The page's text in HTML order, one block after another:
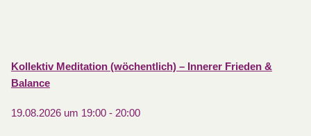
Kollektiv Meditation (wöchentlich) – Innerer Frieden &
Balance
19.08.2026 um 19:00- 20:00